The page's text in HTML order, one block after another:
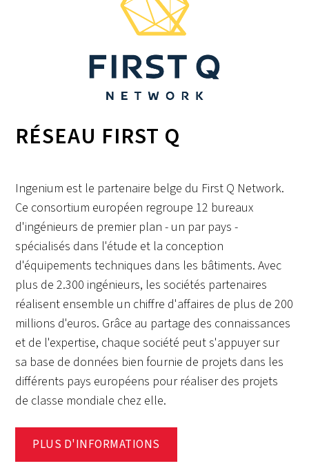
RÉSEAU FIRST Q
Ingenium est le partenaire belge du First Q Network.
Ce consortium européen regroupe 12 bureaux
d'ingénieurs de premier plan - un par pays -
spécialisés dans l'étude et la conception
d'équipements techniques dans les bâtiments. Avec
plus de 2.300 ingénieurs, les sociétés partenaires
réalisent ensemble un chiffre d'affaires de plus de 200
millions d'euros. Grâce au partage des connaissances
et de l'expertise, chaque société peut s'appuyer sur
sa base de données bien fournie de projets dans les
différents pays européens pour réaliser des projets
de classe mondiale chez elle.
PLUS D'INFORMATIONS